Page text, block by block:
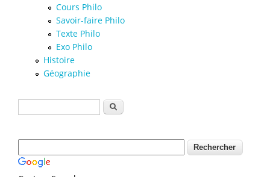
Cours Philo
Savoir-faire Philo
Texte Philo
Exo Philo
Histoire
Géographie
Formulaire de recherche
Rechercher